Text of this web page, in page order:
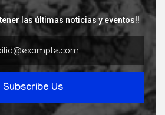
las últimas noticias y eventos!!
Subscribe Us